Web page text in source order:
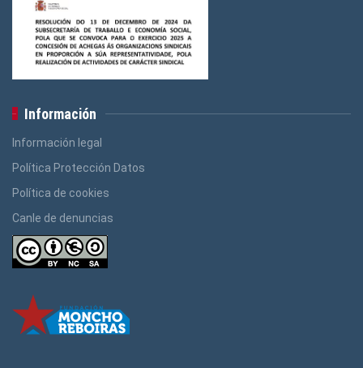
Información
Información legal
Política Protección Datos
Política de cookies
Canle de denuncias